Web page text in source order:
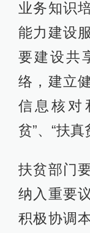
业务知识
能力建设
要建设共
络，建立
信息核对
贫”、“扶真
扶贫部门
纳入重要
积极协调